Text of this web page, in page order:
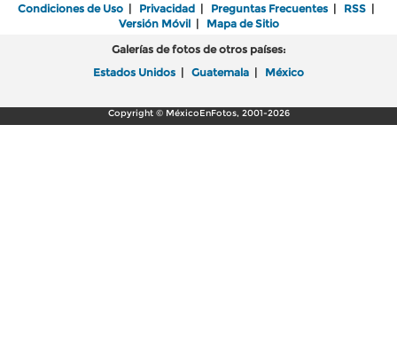
Condiciones de Uso | Privacidad | Preguntas Frecuentes | RSS |
Versión Móvil| Mapa de Sitio
Galerías de fotos de otros países:
Estados Unidos | Guatemala | México
Copyright © MéxicoEnFotos, 2001-2026